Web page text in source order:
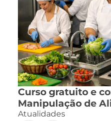
Curso gratuito e
Manipulação de
Atualidades